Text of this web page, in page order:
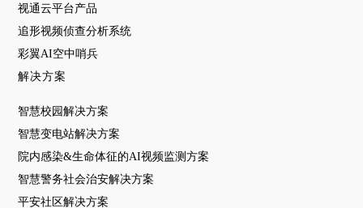
视通云平台产品
追形视频侦查分析系统
彩翼AI空中哨兵
解决方案
智慧校园解决方案
智慧变电站解决方案
院内感染&生命体征的AI视频监测方案
智慧警务社会治安解决方案
平安社区解决方案